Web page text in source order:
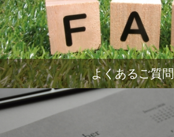
よくあるご質問